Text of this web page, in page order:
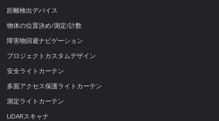
距離検出デバイス
物体の位置決め/測定/計数
障害物回避ナビゲーション
プロジェクトカスタムデザイン
安全ライトカーテン
多面アクセス保護ライトカーテン
測定ライトカーテン
LiDARスキャナ